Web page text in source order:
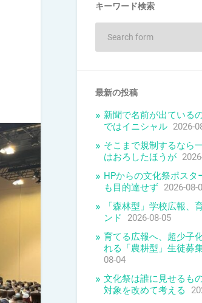
キーワード検索
最新の投稿
新聞で名前が出ている
ではイニシャル 2026-
そこまで規制するなら
はおろしたほうが
HPからの文化祭ポスタ
も目的達せず 2026-08-
「森林型」学校広報、
ンド
2026-08-05
育てる広報へ、超少子
れる「農耕型」生徒募
08-04
文化祭は誰に見せるも
対象を改めて考える